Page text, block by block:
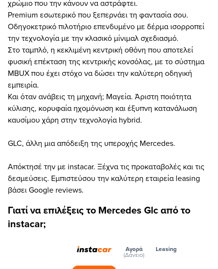
χρώμιο που την κάνουν να αστράφτει.
Premium εσωτερικό που ξεπερνάει τη φαντασία σου.
Οδηγοκετρικό πιλοτήριο επενδυμένο με δέρμα ισορροπεί
την τεχνολογία με την κλασικό μίνιμαλ σχεδιασμό.
Στο ταμπλό, η κεκλιμένη κεντρική οθόνη που αποτελεί
φυσική επέκταση της κεντρικής κονσόλας, με το σύστημα
MBUX που έχει στόχο να δώσει την καλύτερη οδηγική
εμπειρία.
Και όταν ανάβεις τη μηχανή; Μαγεία. Άριστη ποιότητα
κύλισης, κορυφαία ηχομόνωση και έξυπνη κατανάλωση
καυσίμου χάρη στην τεχνολογία hybrid.
GLC, άλλη μια απόδειξη της υπεροχής Mercedes.
Απόκτησέ την με instacar. Ξέχνα τις προκαταβολές και τις
δεσμεύσεις. Εμπιστεύσου την καλύτερη εταιρεία leasing
βάσει Google reviews.
Γιατί να επιλέξεις το Mercedes Glc από το
instacar;
Αγορά
(Δάνειο)
Leasing